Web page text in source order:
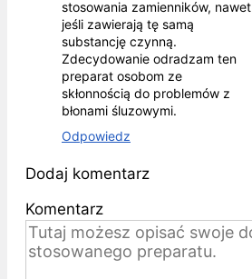
stosowania zamienników, nawet
jeśli zawierają tę samą
substancję czynną.
Zdecydowanie odradzam ten
preparat osobom ze
skłonnością do problemów z
błonami śluzowymi.
Odpowiedz
Dodaj komentarz
Komentarz